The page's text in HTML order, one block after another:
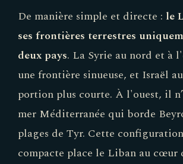
De manière simple et directe : le
ses frontières terrestres
deux pays. La Syrie au nord et à
une frontière sinueuse, et Israël
portion plus courte. À l'ouest, il
mer Méditerranée qui borde
plages de Tyr. Cette
compacte place le Liban au cœur